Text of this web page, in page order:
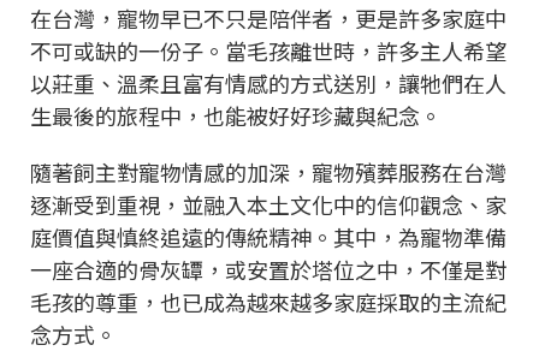
在台灣，寵物早已不只是陪伴者，更是許多家庭中
不可或缺的一份子。當毛孩離世時，許多主人希望
以莊重、溫柔且富有情感的方式送別，讓牠們在人
生最後的旅程中，也能被好好珍藏與紀念。
隨著飼主對寵物情感的加深，寵物殯葬服務在台灣
逐漸受到重視，並融入本土文化中的信仰觀念、家
庭價值與慎終追遠的傳統精神。其中，為寵物準備
一座合適的骨灰罈，或安置於塔位之中，不僅是對
毛孩的尊重，也已成為越來越多家庭採取的主流紀
念方式。